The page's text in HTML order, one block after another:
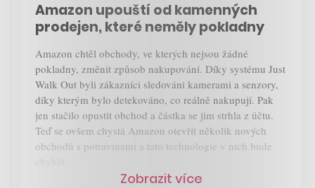
Amazon upouští od kamenných
prodejen, které neměly pokladny
Amazon chtěl obchody, ve kterých nejsou žádné
pokladny, změnit způsob nakupování. Díky systému Just
Walk Out byli zákazníci sledováni kamerami a senzory,
díky kterým bylo detekováno, co reálně nakupují. Pak
jen stačilo opustit obchod a částka se jim strhla z účtu.
Teď se ovšem chystá Amazon otevřít několik nových
obchodů s potravinami a tato technologie v nich bude
Zobrazit více